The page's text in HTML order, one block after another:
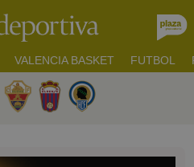
VALENCIA BASKET FUTBOL